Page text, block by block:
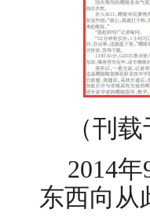
（刊
2014
东西向从